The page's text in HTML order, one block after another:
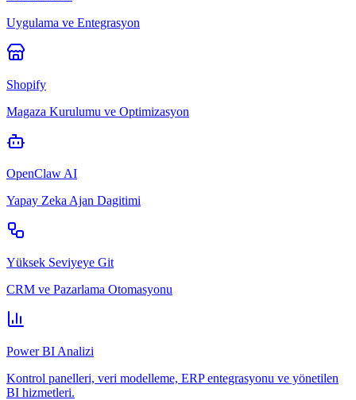
Uygulama ve Entegrasyon
Shopify
Magaza Kurulumu ve Optimizasyon
OpenClaw AI
Yapay Zeka Ajan Dagitimi
Yüksek Seviyeye Git
CRM ve Pazarlama Otomasyonu
Power BI Analizi
Kontrol panelleri, veri modelleme, ERP entegrasyonu ve yönetilen
BI hizmetleri.